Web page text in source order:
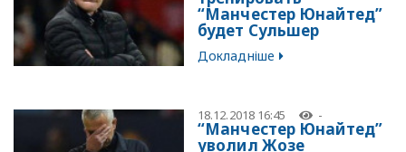
“Манчестер Юнайтед”
будет Сульшер
Докладніше
18.12.2018 16:45 -
“Манчестер Юнайтед”
уволил Жозе